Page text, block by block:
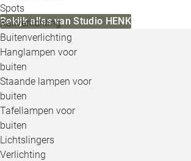
Spots
Railverlichting
Buitenverlichting
Hanglampen voor
buiten
Staande lampen voor
buiten
Tafellampen voor
buiten
Lichtslingers
Verlichting
Bekijk alles van Studio HENK